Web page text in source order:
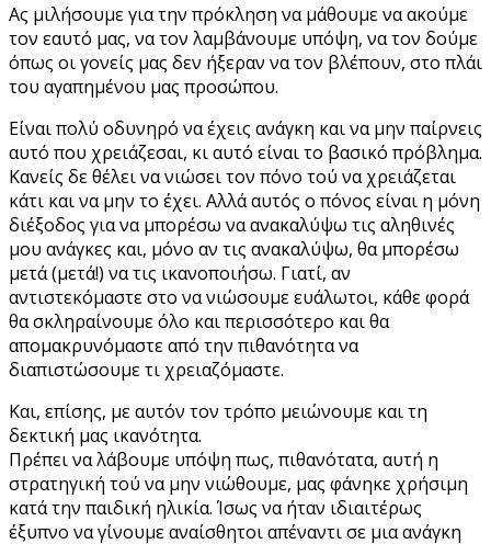
Ας μιλήσουμε για την πρόκληση να μάθουμε να ακούμε
τον εαυτό μας, να τον λαμβάνουμε υπόψη, να τον δούμε
όπως οι γονείς μας δεν ήξεραν να τον βλέπουν, στο πλάι
του αγαπημένου μας προσώπου.
Είναι πολύ οδυνηρό να έχεις ανάγκη και να μην παίρνεις
αυτό που χρειάζεσαι, κι αυτό είναι το βασικό πρόβλημα.
Κανείς δε θέλει να νιώσει τον πόνο τού να χρειάζεται
κάτι και να μην το έχει. Αλλά αυτός ο πόνος είναι η μόνη
διέξοδος για να μπορέσω να ανακαλύψω τις αληθινές
μου ανάγκες και, μόνο αν τις ανακαλύψω, θα μπορέσω
μετά (μετά!) να τις ικανοποιήσω. Γιατί, αν
αντιστεκόμαστε στο να νιώσουμε ευάλωτοι, κάθε φορά
θα σκληραίνουμε όλο και περισσότερο και θα
απομακρυνόμαστε από την πιθανότητα να
διαπιστώσουμε τι χρειαζόμαστε.
Και, επίσης, με αυτόν τον τρόπο μειώνουμε και τη
δεκτική μας ικανότητα.
Πρέπει να λάβουμε υπόψη πως, πιθανότατα, αυτή η
στρατηγική τού να μην νιώθουμε, μας φάνηκε χρήσιμη
κατά την παιδική ηλικία. Ίσως να ήταν ιδιαιτέρως
έξυπνο να γίνουμε αναίσθητοι απέναντι σε μια ανάγκη